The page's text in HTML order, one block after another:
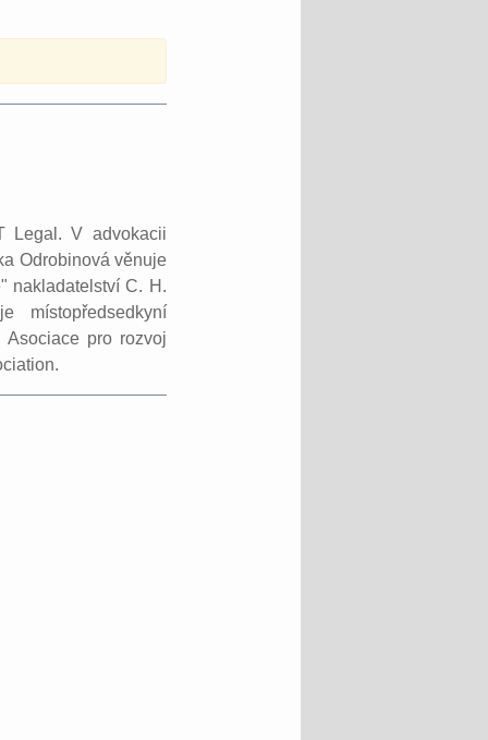
Legal. V advokacii
Odrobinová věnuje
nakladatelství C. H.
Asociace pro rozvoj